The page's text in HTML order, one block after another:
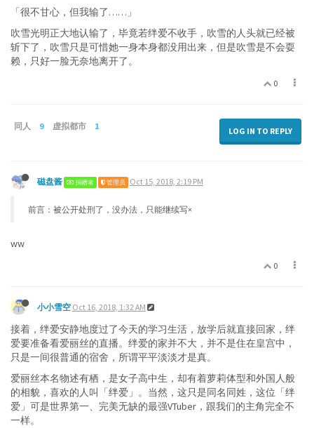
「很不甘心，但我输了……」
吹雪光明正大地认输了，毕竟若绊爱不收手，吹雪的人头就已经被
斩下了，吹雪只是可惜她一身本身都没用出来，但是吹雪是不会耍
赖，只好一脸无奈地离开了。
0
同人 9 虚拟都市 1 LOG IN TO REPLY
磁盘酱 捐赠者 管理员 Oct 15, 2018, 2:19 PM
前言：被公开处刑了，没办法，只能继续写×
ww
0
小小雪空 Oct 16, 2018, 1:32 AM
接着，绊爱安静地度过了今天的学习生活，放学后就直接回家，绊
爱要准备看爱丽丝的直播。绊爱的家并不大，并不是住在皇宫中，
只是一间很普通的宿舍，所谓平平淡淡才是真。
爱丽丝本名物述有栖，是女子高中生，却有着萝莉体型和外国人般
的相貌，喜欢的人叫「绊爱」。当然，这只是同名同姓，这位「绊
爱」可是世界第一、完美无缺的最强VTuber，跟我们的主角完全不
一样。